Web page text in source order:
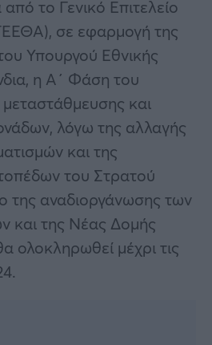
το Γενικό Επιτελείο
σε εφαρμογή της
Υπουργού Εθνικής
η Α΄ Φάση του
και
λόγω της αλλαγής
και της
του Στρατού
της αναδιοργάνωσης των
και της Νέας Δομής
μέχρι τις